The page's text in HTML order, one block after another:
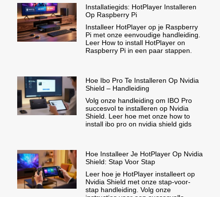
Installatiegids: HotPlayer Installeren
Op Raspberry Pi
Installeer HotPlayer op je Raspberry
Pi met onze eenvoudige handleiding.
Leer How to install HotPlayer on
Raspberry Pi in een paar stappen.
Hoe Ibo Pro Te Installeren Op Nvidia
Shield – Handleiding
Volg onze handleiding om IBO Pro
succesvol te installeren op Nvidia
Shield. Leer hoe met onze how to
install ibo pro on nvidia shield gids
Hoe Installeer Je HotPlayer Op Nvidia
Shield: Stap Voor Stap
Leer hoe je HotPlayer installeert op
Nvidia Shield met onze stap-voor-
stap handleiding. Volg onze